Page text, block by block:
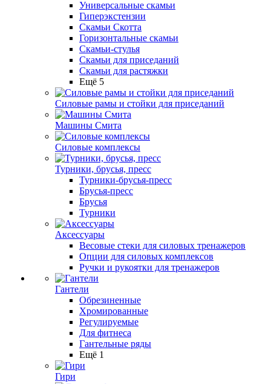
Универсальные скамьи
Гиперэкстензии
Скамьи Скотта
Горизонтальные скамьи
Скамьи-стулья
Скамьи для приседаний
Скамьи для растяжки
Ещё 5
Силовые рамы и стойки для приседаний
Машины Смита
Силовые комплексы
Турники, брусья, пресс
Турники-брусья-пресс
Брусья-пресс
Брусья
Турники
Аксессуары
Весовые стеки для силовых тренажеров
Опции для силовых комплексов
Ручки и рукоятки для тренажеров
Гантели
Обрезиненные
Хромированные
Регулируемые
Для фитнеса
Гантельные ряды
Ещё 1
Гири